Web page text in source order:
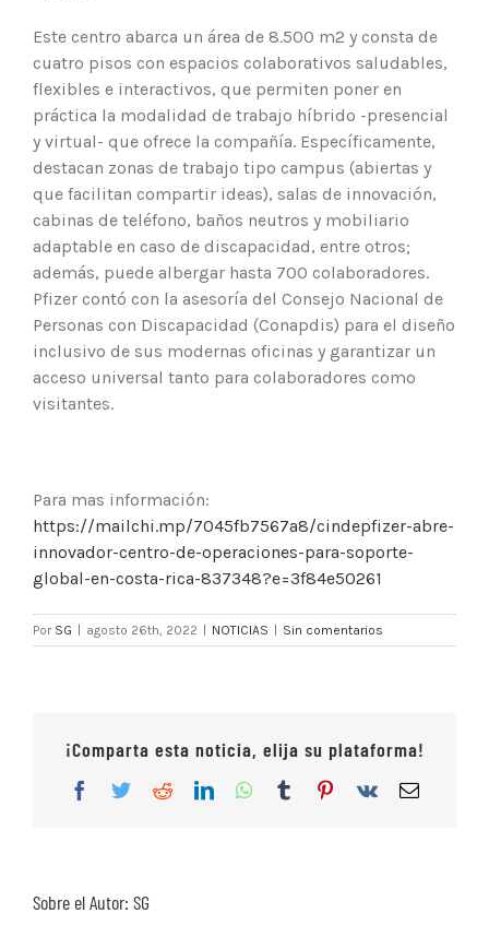
Este centro abarca un área de 8.500 m2 y consta de
cuatro pisos con espacios colaborativos saludables,
flexibles e interactivos, que permiten poner en
práctica la modalidad de trabajo híbrido -presencial
y virtual- que ofrece la compañía. Específicamente,
destacan zonas de trabajo tipo campus (abiertas y
que facilitan compartir ideas), salas de innovación,
cabinas de teléfono, baños neutros y mobiliario
adaptable en caso de discapacidad, entre otros;
además, puede albergar hasta 700 colaboradores.
Pfizer contó con la asesoría del Consejo Nacional de
Personas con Discapacidad (Conapdis) para el diseño
inclusivo de sus modernas oficinas y garantizar un
acceso universal tanto para colaboradores como
visitantes.
Para mas información:
https://mailchi.mp/7045fb7567a8/cindepfizer-abre-
innovador-centro-de-operaciones-para-soporte-
global-en-costa-rica-837348?e=3f84e50261
Por SG | agosto 26th, 2022 | NOTICIAS | Sin comentarios
¡Comparta esta noticia, elija su plataforma!
Facebook
TwitterRedditLinkedInWhatsApp
TumblrPinterest
Vk
Correo
Sobre el Autor: SG